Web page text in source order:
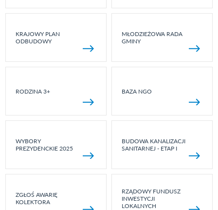
KRAJOWY PLAN
ODBUDOWY
MŁODZIEŻOWA RADA
GMINY
RODZINA 3+ BAZA NGO
WYBORY
PREZYDENCKIE 2025
BUDOWA KANALIZACJI
SANITARNEJ - ETAP I
ZGŁOŚ AWARIĘ
KOLEKTORA
RZĄDOWY FUNDUSZ
INWESTYCJI
LOKALNYCH